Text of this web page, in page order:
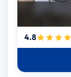
4.8